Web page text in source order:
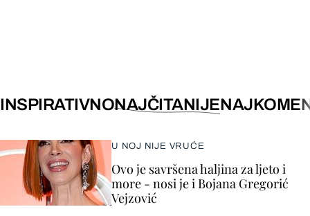
INSPIRATIVNONAJČITANIJE
U NOJ NIJE VRUĆE
Ovo je savršena haljina za ljeto i
more - nosi je i Bojana Gregorić
Vejzović